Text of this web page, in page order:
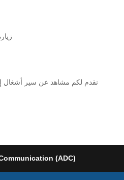
نقدم لكم مشاهد عن سير أشغال
(ADC)